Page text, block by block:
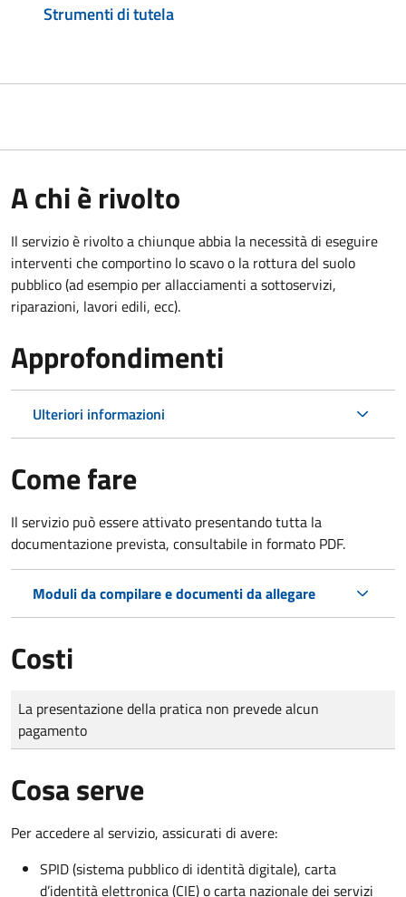
Strumenti di tutela
A chi è rivolto
Il servizio è rivolto a chiunque abbia la necessità di eseguire
interventi che comportino lo scavo o la rottura del suolo
pubblico (ad esempio per allacciamenti a sottoservizi,
riparazioni, lavori edili, ecc).
Approfondimenti
Ulteriori informazioni
Come fare
Il servizio può essere attivato presentando tutta la
documentazione prevista, consultabile in formato PDF.
Moduli da compilare e documenti da allegare
Costi
Tipo di pagamento
Importo
La presentazione della pratica non prevede alcun
pagamento
Cosa serve
Per accedere al servizio, assicurati di avere:
SPID (sistema pubblico di identità digitale), carta
d’identità elettronica (CIE) o carta nazionale dei servizi